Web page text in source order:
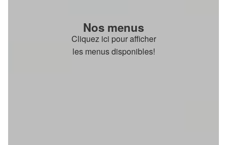
Nos menus
Cliquez ici pour afficher
les menus disponibles!